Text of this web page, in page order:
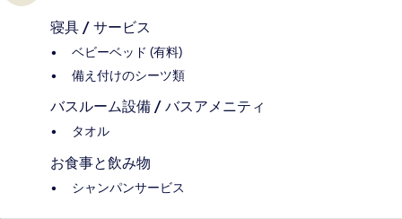
寝具 / サービス
ベビーベッド (有料)
備え付けのシーツ類
バスルーム設備 / バスアメニティ
タオル
お食事と飲み物
シャンパンサービス